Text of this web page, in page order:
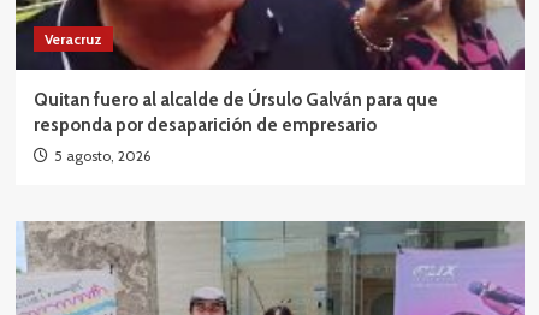
Veracruz
Quitan fuero al alcalde de Úrsulo Galván para que
responda por desaparición de empresario
5 agosto, 2026